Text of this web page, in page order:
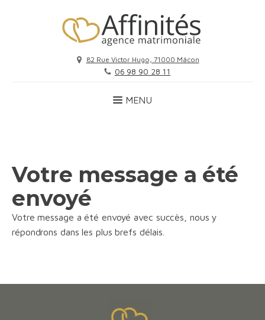
82 Rue Victor Hugo, 71000 Mâcon
06 98 90 28 11
Votre message a été
envoyé
Votre message a été envoyé avec succès, nous y
répondrons dans les plus brefs délais.